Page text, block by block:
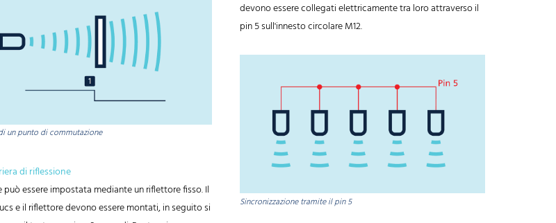
un punto di commutazione
di riflessione
può essere impostata mediante un riflettore fisso. Il
e il riflettore devono essere montati, in seguito si
devono essere collegati elettricamente tra loro attraverso il
pin 5 sull'innesto circolare M12.
Sincronizzazione tramite il pin 5